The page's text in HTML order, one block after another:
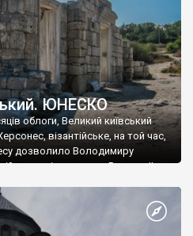
ЮНЕСКО
облоги, Великий київський
візантійське, на той час,
дозволило Володимиру
імператору Василю ІІ, та
став Василем-християнином.
На честь Херсонесу Таврійського